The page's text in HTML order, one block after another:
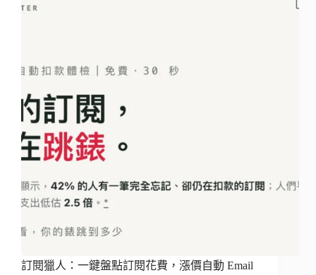
訂閱獵人：一鍵盤點訂閱花費，漲價自動 Email